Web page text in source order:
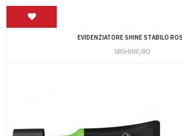
EVIDENZIATORE SHINE STABILO
SBSHINE/RO